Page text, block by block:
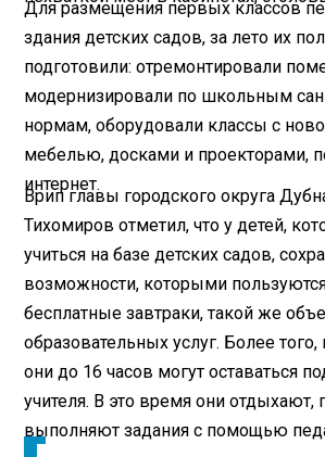
Для размещения первых классов
здания детских садов, за лето их
подготовили: отремонтировали
модернизировали по школьным
нормам, оборудовали классы с
мебелью, досками и проекторами,
интернет.
Врип главы городского округа
Тихомиров отметил, что у детей,
учиться на базе детских садов,
возможности, которыми
бесплатные завтраки, такой же
образовательных услуг. Более
они до 16 часов могут оставаться
учителя. В это время они отдыхают,
выполняют задания с помощью